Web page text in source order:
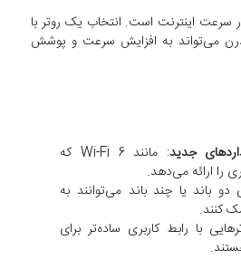
سرعت اینترنت است. انتخاب یک روتر با
می‌تواند به افزایش سرعت و پوشش
جدید
: مانند Wi-Fi 6 که
را ارائه می‌دهد.
دو باند یا چند باند می‌توانند به
کنند.
با رابط کاربری ساده‌تر برای